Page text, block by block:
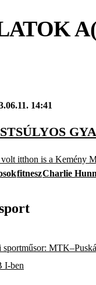
14:41
itthon is a Kemény
fitneszCharlie
I-ben